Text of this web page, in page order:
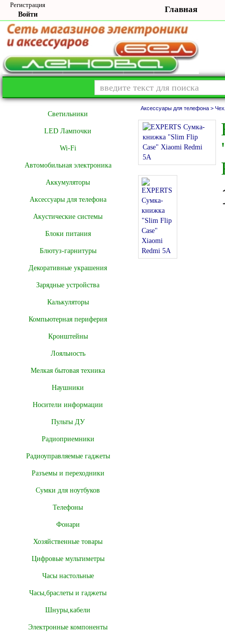
Регистрация
Войти
Главная
Cветильники
LED Лампочки
Wi-Fi
Автомобильная электроника
Аккумуляторы
Аксессуары для телефона
Акустические системы
Блоки питания
Блютуз-гарнитуры
Декоративные украшения
Зарядные устройства
Калькуляторы
Компьютерная периферия
Кронштейны
Лояльность
Мелкая бытовая техника
Наушники
Носители информации
Пульты ДУ
Радиоприемники
Радиоуправляемые гаджеты
Разъемы и переходники
Сумки для ноутбуков
Телефоны
Фонари
Хозяйственные товары
Цифровые мультиметры
Часы настольные
Часы,браслеты и гаджеты
Шнуры,кабели
Электронные компоненты
Аксессуары для телефона >